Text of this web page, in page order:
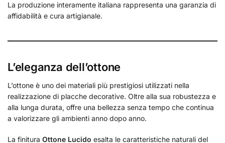
La produzione interamente italiana rappresenta una garanzia di
affidabilità e cura artigianale.
L’eleganza dell’ottone
L’ottone è uno dei materiali più prestigiosi utilizzati nella
realizzazione di placche decorative. Oltre alla sua robustezza e
alla lunga durata, offre una bellezza senza tempo che continua
a valorizzare gli ambienti anno dopo anno.
La finitura Ottone Lucido esalta le caratteristiche naturali del